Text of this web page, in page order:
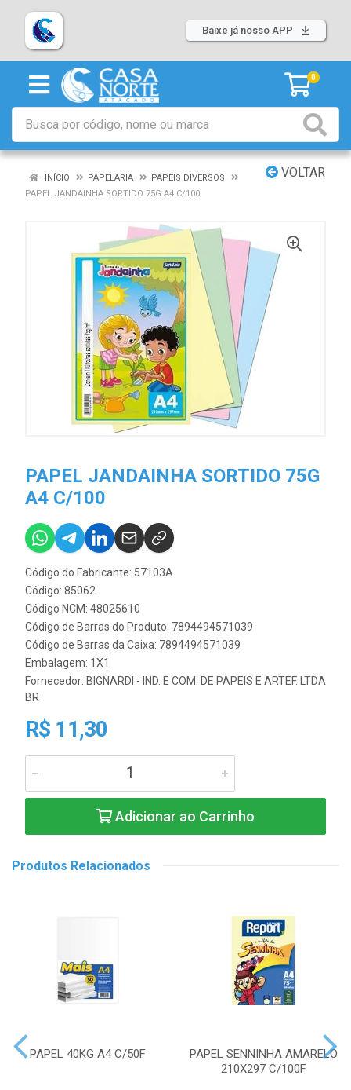
Baixe já nosso APP
0
VOLTAR
INÍCIO PAPELARIA
PAPEIS DIVERSOS
PAPEL JANDAINHA SORTIDO 75G A4 C/100
PAPEL JANDAINHA SORTIDO 75G
A4 C/100
Código do Fabricante: 57103A
Código: 85062
Código NCM: 48025610
Código de Barras do Produto: 7894494571039
Código de Barras da Caixa: 7894494571039
Embalagem: 1X1
Fornecedor: BIGNARDI - IND. E COM. DE PAPEIS E ARTEF. LTDA
BR
R$ 11,30
Adicionar ao Carrinho
Produtos Relacionados
PAPEL 40KG A4 C/50F
PAPEL SENNINHA AMARELO
210X297 C/100F